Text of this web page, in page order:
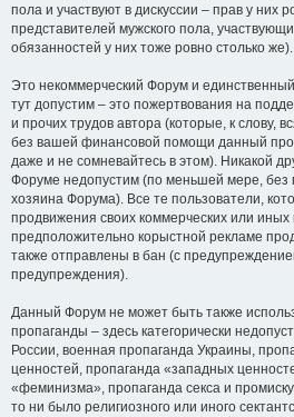
пола и участвуют в дискуссии – прав у них
представителей мужского пола,
обязанностей у них тоже ровно столько же).
Это некоммерческий Форум и
тут допустим – это пожертвования на
и прочих трудов автора (которые, к слову,
без вашей финансовой помощи данный
даже и не сомневайтесь в этом). Никакой
Форуме недопустим (по меньшей мере, без
хозяина Форума). Все те пользователи,
продвижения своих коммерческих или
предположительно корыстной рекламе
также отправлены в бан (с
предупреждения).
Данный Форум не может быть также
пропаганды – здесь категорически
России, военная пропаганда Украины,
ценностей, пропаганда «западных
«феминизма», пропаганда секса и
то ни было религиозного или иного